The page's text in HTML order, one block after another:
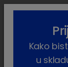
Kako
u